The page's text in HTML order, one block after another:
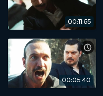
00:11:55
00:05:40